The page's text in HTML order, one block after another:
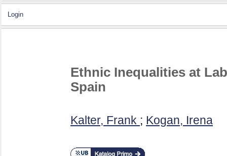
Login
Ethnic Inequalities at
Spain
Kalter, Frank ; Kogan, Irena